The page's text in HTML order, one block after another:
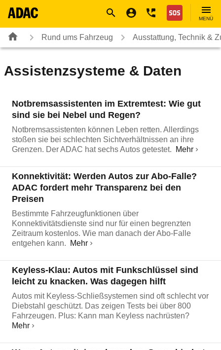
Nothilfe
MENÜ
Rund ums Fahrzeug Ausstattung, Technik &
Assistenzsysteme & Daten
Notbremsassistenten im Extremtest: Wie gut
sind sie bei Nebel und Regen?
Notbremsassistenten können Leben retten. Allerdings
stoßen sie bei schlechten Sichtverhältnissen an ihre
Grenzen. Der ADAC hat sechs Autos getestet.
Mehr
Konnektivität: Werden Autos zur Abo-Falle?
ADAC fordert mehr Transparenz bei den
Preisen
Bestimmte Fahrzeugfunktionen über
Konnektivitätsdienste sind nur für einen begrenzten
Zeitraum kostenlos. Wie man danach der Abo-Falle
entgehen kann.
Mehr
Keyless-Klau: Autos mit Funkschlüssel sind
leicht zu knacken. Was dagegen hilft
Autos mit Keyless-Schließsystemen sind oft schlecht vor
Diebstahl geschützt. Das zeigen Tests bei über 800
Fahrzeugen. Plus: Kann man Keyless nachrüsten?
Mehr